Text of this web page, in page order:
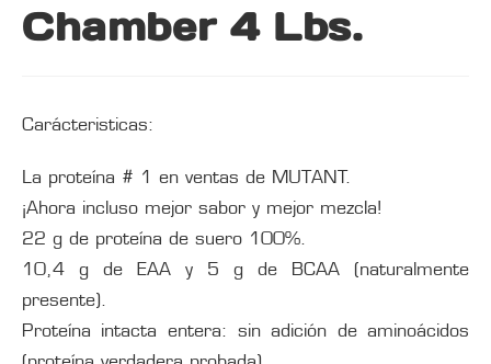
Chamber 4 Lbs.
Carácteristicas:
La proteína # 1 en ventas de MUTANT.
¡Ahora incluso mejor sabor y mejor mezcla!
22 g de proteína de suero 100%.
10,4 g de EAA y 5 g de BCAA (naturalmente
presente).
Proteína intacta entera: sin adición de aminoácidos